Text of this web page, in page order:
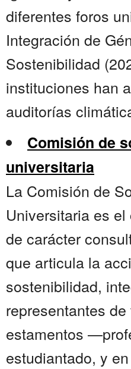
diferentes foros
Integración de
Sostenibilidad
instituciones han
auditorías
Comisión de
universitaria
La Comisión de
Universitaria es
de carácter
que articula la
sostenibilidad,
representantes
estamentos
estudiantado, y